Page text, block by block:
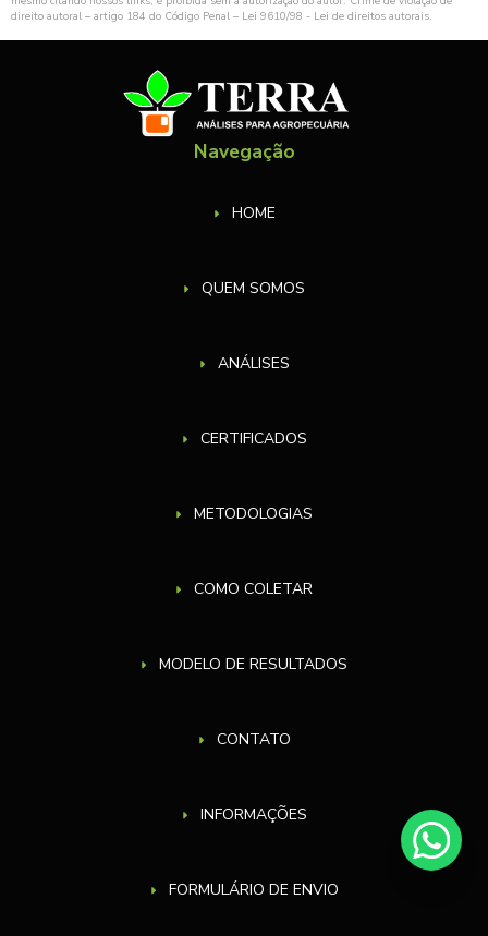
direito autoral – artigo 184 do Código Penal – Lei 9610/98 - Lei de direitos autorais.
Navegação
HOME
QUEM SOMOS
ANÁLISES
CERTIFICADOS
METODOLOGIAS
COMO COLETAR
MODELO DE RESULTADOS
CONTATO
INFORMAÇÕES
FORMULÁRIO DE ENVIO